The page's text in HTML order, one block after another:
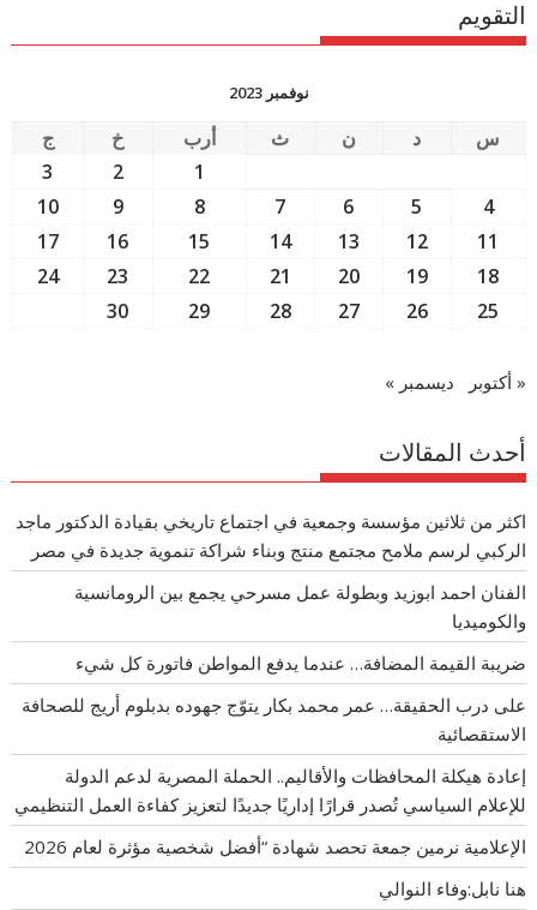
التقويم
نوفمبر 2023
س د ن ث أرب خ
ج
1
2
3
4
5
6
7
8
9
10
11
12
13
14
15
16
17
18
19
20
21
22
23
24
25
26
27
28
29
30
« أكتوبر ديسمبر »
أحدث المقالات
اكثر من ثلاثين مؤسسة وجمعية في اجتماع تاريخي بقيادة الدكتور ماجد
الركبي لرسم ملامح مجتمع منتج وبناء شراكة تنموية جديدة في مصر
الفنان احمد ابوزيد وبطولة عمل مسرحي يجمع بين الرومانسية
والكوميديا
ضريبة القيمة المضافة… عندما يدفع المواطن فاتورة كل شيء
على درب الحقيقة… عمر محمد بكار يتوّج جهوده بدبلوم أريج للصحافة
الاستقصائية
إعادة هيكلة المحافظات والأقاليم.. الحملة المصرية لدعم الدولة
للإعلام السياسي تُصدر قرارًا إداريًا جديدًا لتعزيز كفاءة العمل التنظيمي
الإعلامية نرمين جمعة تحصد شهادة “أفضل شخصية مؤثرة لعام 2026
هنا نابل:وفاء النوالي